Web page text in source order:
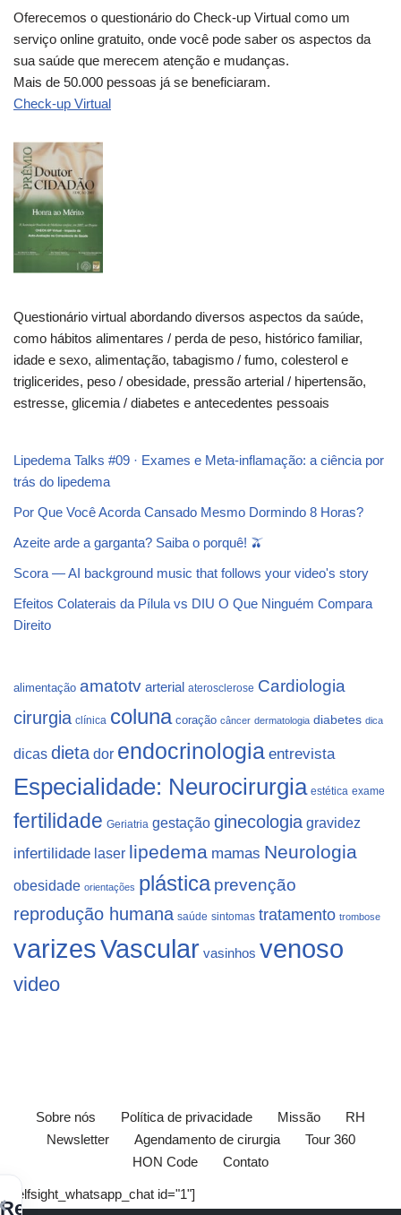
Oferecemos o questionário do Check-up Virtual como um
serviço online gratuito, onde você pode saber os aspectos da
sua saúde que merecem atenção e mudanças.
Mais de 50.000 pessoas já se beneficiaram.
Check-up Virtual
Questionário virtual abordando diversos aspectos da saúde,
como hábitos alimentares / perda de peso, histórico familiar,
idade e sexo, alimentação, tabagismo / fumo, colesterol e
triglicerides, peso / obesidade, pressão arterial / hipertensão,
estresse, glicemia / diabetes e antecedentes pessoais
Lipedema Talks #09 · Exames e Meta-inflamação: a ciência por
trás do lipedema
Por Que Você Acorda Cansado Mesmo Dormindo 8 Horas?
Azeite arde a garganta? Saiba o porquê! 🫒
Scora — AI background music that follows your video's story
Efeitos Colaterais da Pílula vs DIU O Que Ninguém Compara
Direito
alimentação amatotv arterial aterosclerose Cardiologia
cirurgia clínica coluna coração câncer dermatologia diabetes dica
dicas dieta dor endocrinologia entrevista
Especialidade: Neurocirurgia estética exame
fertilidade Geriatria gestação ginecologia gravidez
infertilidade laser lipedema mamas Neurologia
obesidade orientações plástica prevenção
reprodução humana saúde sintomas tratamento trombose
varizesVascular vasinhos venoso
video
Sobre nós Política de privacidade Missão
RH
Newsletter
Agendamento de cirurgia
Tour 360
HON Code
Contato
[elfsight_whatsapp_chat id="1"]
Receba